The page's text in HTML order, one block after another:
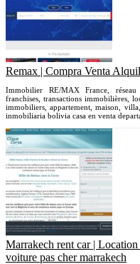
Remax | Compra Venta
Immobilier RE/MAX France, réseau
franchises, transactions immobilières,
immobiliers, appartement, maison,
inmobiliaria bolivia casa en venta
Marrakech rent car |
voiture pas cher marrakech